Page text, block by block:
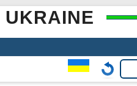
UKRAINE